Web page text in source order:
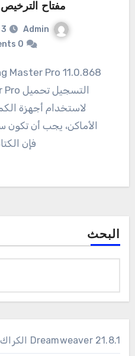
مفتاح الترخيص
Admin
3 أغسطس، 2026
0 Comments
11.0.868 Typing Master Pro الكراك مع مفتاح
لاستخدام أجهزة
الأماكن، يجب أن تكون
فإن
البحث
Dreamweaver 21.8.1 الكراك زائد كجن تحميل 2026